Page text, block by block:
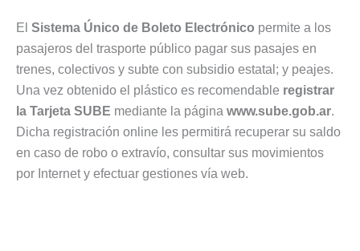
El Sistema Único de Boleto Electrónico permite a los
pasajeros del trasporte público pagar sus pasajes en
trenes, colectivos y subte con subsidio estatal; y peajes.
Una vez obtenido el plástico es recomendable registrar
la Tarjeta SUBE mediante la página www.sube.gob.ar.
Dicha registración online les permitirá recuperar su saldo
en caso de robo o extravío, consultar sus movimientos
por Internet y efectuar gestiones vía web.